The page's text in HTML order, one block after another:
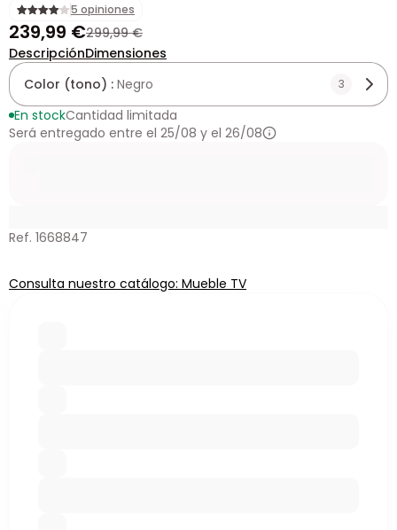
5 opiniones
239,99 €299,99 €
DescripciónDimensiones
Color (tono) : Negro 3
En stockCantidad limitada
Será entregado entre el 25/08 y el 26/08
Ref. 1668847
Consulta nuestro catálogo: Mueble TV